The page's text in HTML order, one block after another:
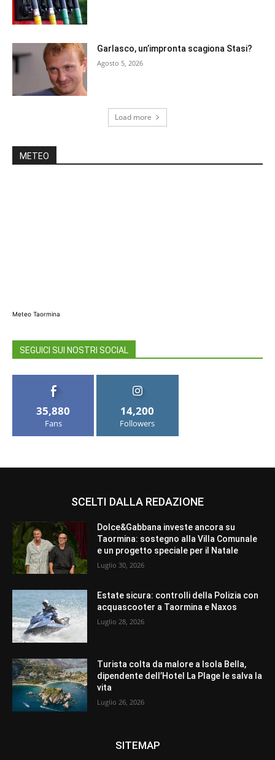
Garlasco, un’impronta scagiona Stasi?
Agosto 5, 2026
Load more
METEO
Meteo Taormina
SEGUICI SUI NOSTRI SOCIAL
35,880
Fans
14,200
Followers
SCELTI DALLA REDAZIONE
Dolce&Gabbana investe ancora su
Taormina: sostegno alla Villa Comunale
e un progetto speciale per il Natale
Luglio 30, 2026
Estate sicura: controlli della Polizia con
acquascooter a Taormina e Naxos
Luglio 28, 2026
Turista colta da malore a Isola Bella,
dipendente dell’Hotel La Plage le salva la
vita
Luglio 26, 2026
SITEMAP